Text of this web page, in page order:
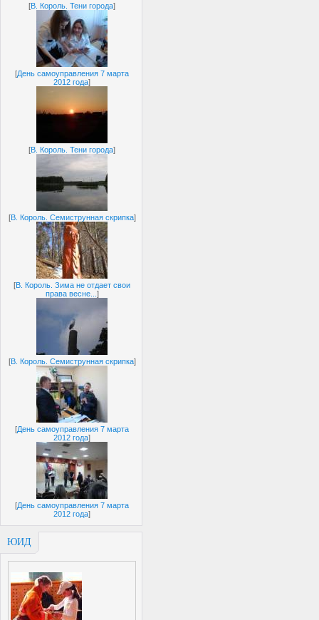
[В. Король. Тени города]
[День самоуправления 7 марта
2012 года]
[В. Король. Тени города]
[В. Король. Семиструнная скрипка]
[В. Король. Зима не отдает свои
права весне... ]
[В. Король. Семиструнная скрипка]
[День самоуправления 7 марта
2012 года]
[День самоуправления 7 марта
2012 года]
ЮИД